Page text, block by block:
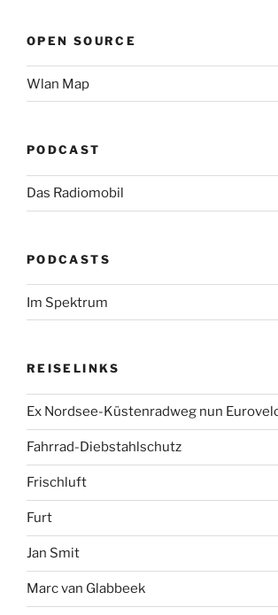
OPEN SOURCE
Wlan Map
PODCAST
Das Radiomobil
PODCASTS
Im Spektrum
REISELINKS
Ex Nordsee-Küstenradweg nun
Fahrrad-Diebstahlschutz
Frischluft
Furt
Jan Smit
Marc van Glabbeek